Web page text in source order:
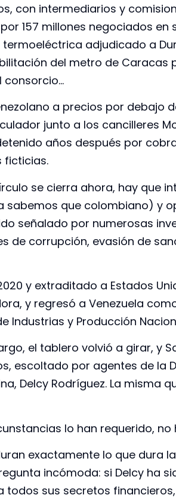
con intermediarios y
157 millones negociados en
adjudicado a
del metro de Caracas
consorcio…
a precios por debajo
junto a los cancilleres
años después por
ficticias.
se cierra ahora, hay que
sabemos que colombiano) y
señalado por numerosas
de corrupción, evasión de
y extraditado a Estados
y regresó a Venezuela
Industrias y Producción
el tablero volvió a girar, y
escoltado por agentes de la
Delcy Rodríguez. La misma
lo han requerido,
exactamente lo que dura
incómoda: si Delcy ha
todos sus secretos